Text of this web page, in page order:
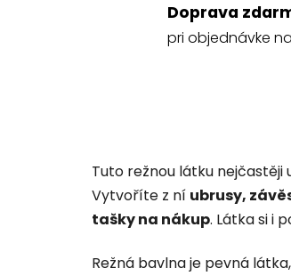
Doprava
pri objednávke
Tuto režnou látku
Vytvoříte z ní ubrusy,
tašky na nákup. Látka si i
Režná bavlna je pevná